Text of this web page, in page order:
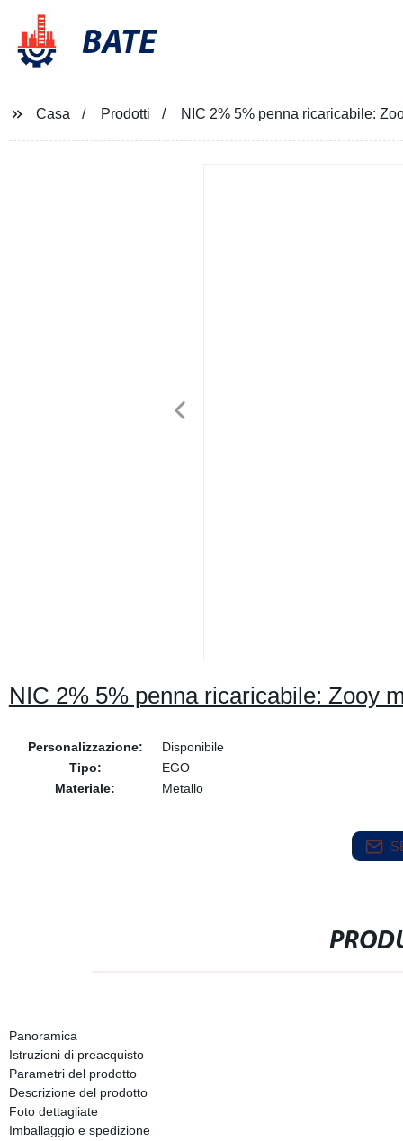
BATE
Casa Prodotti NIC 2% 5% penna ricaricabile:
NIC 2% 5% penna ricaricabile: Zooy
Personalizzazione:
Disponibile
Tipo:
EGO
Materiale:
Metallo
Panoramica
Istruzioni di preacquisto
Parametri del prodotto
Descrizione del prodotto
Foto dettagliate
Imballaggio e spedizione